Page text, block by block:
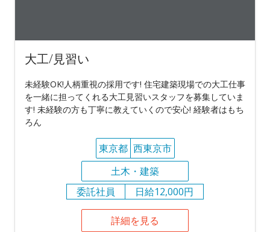
大工/見習い
未経験OK!人柄重視の採用です! 住宅建築現場での大工仕事
を一緒に担ってくれる大工見習いスタッフを募集していま
す! 未経験の方も丁寧に教えていくので安心! 経験者はもち
ろん
東京都 西東京市
土木・建築
委託社員
日給12,000円
詳細を見る